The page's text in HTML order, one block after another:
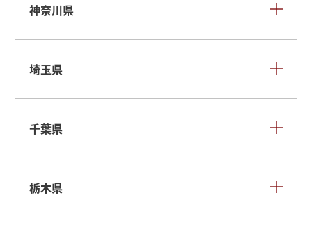
神奈川県
埼玉県
千葉県
栃木県